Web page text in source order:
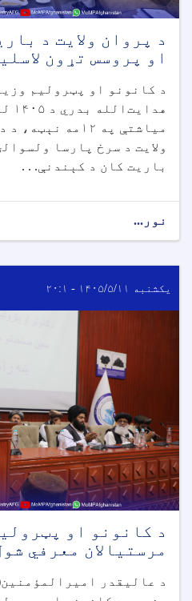
د پروان ولایت د
او پروسس تړون
د کانونو او پټرولیم
میاشتې په ۱۲مه
ولایت د سرخ پارسا
باریت کان د کېندنې. . .
نور...
یکشنبه ۱۴۰۵/۵/۱۱ - ۲۰:۱
د کانونو او
مرستیالان معرفي
د عالیقدر